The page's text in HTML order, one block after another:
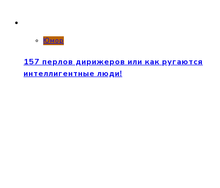
Юмор
157 перлов дирижеров или как ругаются
интеллигентные люди!